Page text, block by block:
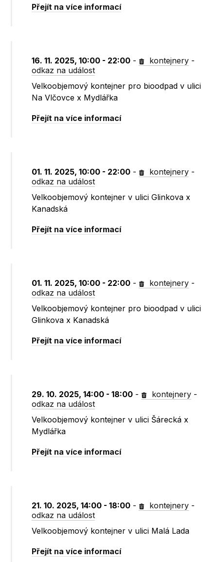
Přejít na více informací
16. 11. 2025, 10:00 - 22:00 - kontejnery -
odkaz na událost
Velkoobjemový kontejner pro bioodpad v ulici
Na Vlčovce x Mydlářka
Přejít na více informací
01. 11. 2025, 10:00 - 22:00 - kontejnery -
odkaz na událost
Velkoobjemový kontejner v ulici Glinkova x
Kanadská
Přejít na více informací
01. 11. 2025, 10:00 - 22:00 - kontejnery -
odkaz na událost
Velkoobjemový kontejner pro bioodpad v ulici
Glinkova x Kanadská
Přejít na více informací
29. 10. 2025, 14:00 - 18:00 - kontejnery -
odkaz na událost
Velkoobjemový kontejner v ulici Šárecká x
Mydlářka
Přejít na více informací
21. 10. 2025, 14:00 - 18:00 - kontejnery -
odkaz na událost
Velkoobjemový kontejner v ulici Malá Lada
Přejít na více informací